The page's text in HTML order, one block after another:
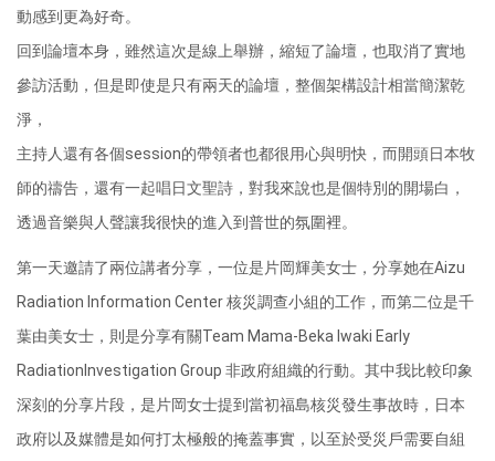
動感到更為好奇。
回到論壇本身，雖然這次是線上舉辦，縮短了論壇，也取消了實地
參訪活動，但是即使是只有兩天的論壇，整個架構設計相當簡潔乾
淨，
主持人還有各個session的帶領者也都很用心與明快，而開頭日本牧
師的禱告，還有一起唱日文聖詩，對我來說也是個特別的開場白，
透過音樂與人聲讓我很快的進入到普世的氛圍裡。
第一天邀請了兩位講者分享，一位是片岡輝美女士，分享她在Aizu
Radiation Information Center 核災調查小組的工作，而第二位是千
葉由美女士，則是分享有關Team Mama-Beka Iwaki Early
RadiationInvestigation Group 非政府組織的行動。其中我比較印象
深刻的分享片段，是片岡女士提到當初福島核災發生事故時，日本
政府以及媒體是如何打太極般的掩蓋事實，以至於受災戶需要自組